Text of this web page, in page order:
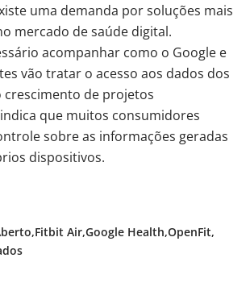
uma demanda por soluções mais
mercado de saúde digital.
acompanhar como o Google e
vão tratar o acesso aos dados dos
crescimento de projetos
que muitos consumidores
sobre as informações geradas
dispositivos.
Fitbit Air Google Health OpenFit